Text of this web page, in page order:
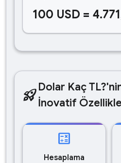
100 USD =
rocket_launchDolar Kaç
İnovatif
calculate
Hesaplama